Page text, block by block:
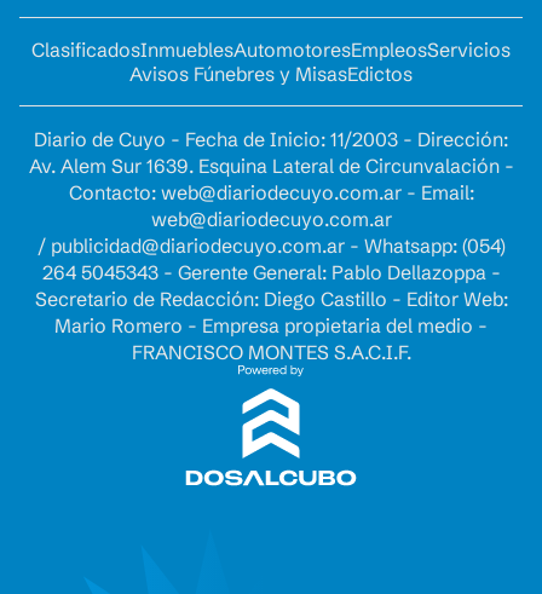
ClasificadosInmueblesAutomotoresEmpleosServicios
Avisos Fúnebres y MisasEdictos
Diario de Cuyo - Fecha de Inicio: 11/2003 - Dirección:
Av. Alem Sur 1639. Esquina Lateral de Circunvalación -
Contacto: web@diariodecuyo.com.ar- Email:
web@diariodecuyo.com.ar
/ publicidad@diariodecuyo.com.ar- Whatsapp: (054)
264 5045343 - Gerente General: Pablo Dellazoppa -
Secretario de Redacción: Diego Castillo - Editor Web:
Mario Romero - Empresa propietaria del medio -
FRANCISCO MONTES S.A.C.I.F.